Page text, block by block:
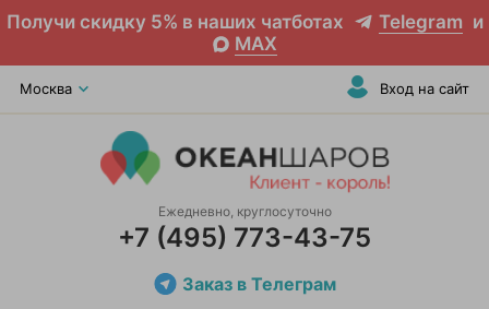
Получи скидку 5% в наших чатботах Telegram и
MAX
Москва Вход на сайт
Ежедневно, круглосуточно
+7 (495) 773-43-75
Заказ в Телеграм